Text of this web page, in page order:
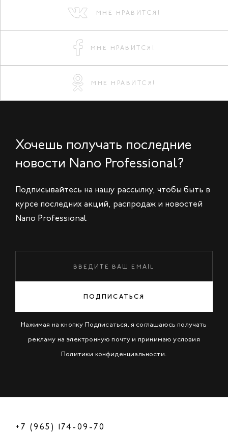
МНЕ НРАВИТСЯ!
МНЕ НРАВИТСЯ!
МНЕ НРАВИТСЯ!
Хочешь получать последние
новости Nano Professional?
Подписывайтесь на нашу рассылку, чтобы быть в
курсе последних акций, распродаж и новостей
Nano Professional
ПОДПИСАТЬСЯ
Нажимая на кнопку Подписаться, я соглашаюсь получать
рекламу на электронную почту и принимаю условия
Политики конфиденциальности.
+7 (965) 174-09-70